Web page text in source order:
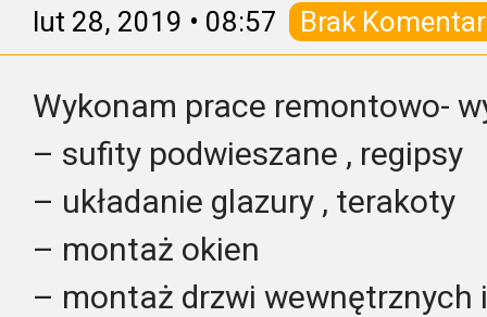
lut 28, 2019 • 08:57 Brak
Wykonam prace remontowo-
– sufity podwieszane , regipsy
– układanie glazury , terakoty
– montaż okien
– montaż drzwi wewnętrznych